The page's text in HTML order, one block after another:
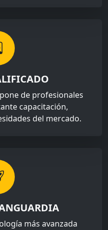
de profesionales
capacitación,
del mercado.
más avanzada